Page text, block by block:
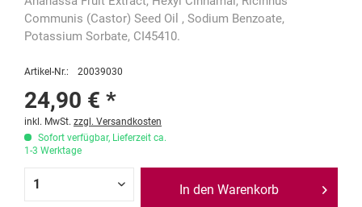
Communis (Castor) Seed Oil , Sodium Benzoate,
Potassium Sorbate, CI45410.
Artikel-Nr.: 20039030
24,90 € *
inkl. MwSt. zzgl. Versandkosten
Sofort verfügbar, Lieferzeit ca.
1-3 Werktage
In den Warenkorb